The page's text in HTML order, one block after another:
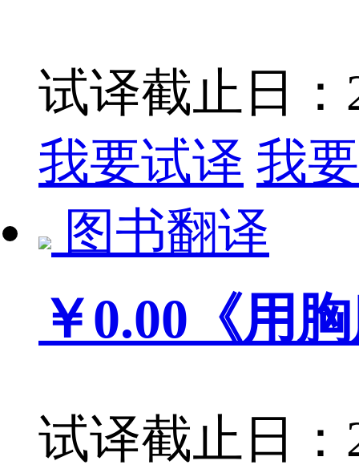
试译截止日：
我要试译 我
图书翻译
￥0.00 《用
试译截止日：